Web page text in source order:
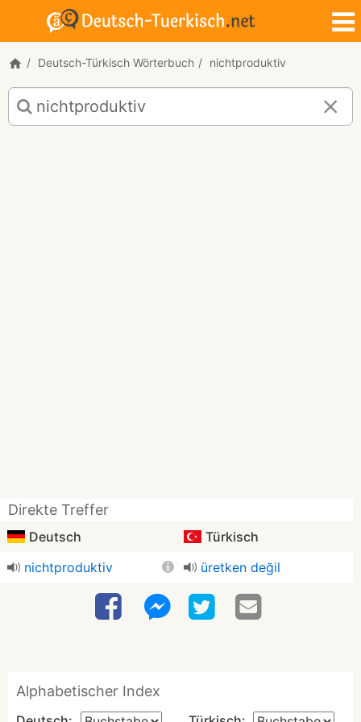
Deutsch-Türkisch Wörterbuch nichtproduktiv
Deutsch-
Türkisch
Übersetzung
Direkte Treffer
Deutsch
Türkisch
nichtproduktiv
üretken değil
Alphabetischer Index